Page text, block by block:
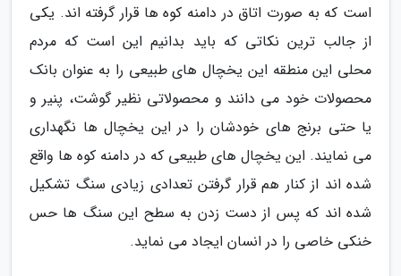
است که به صورت اتاق در دامنه کوه ها قرار گرفته اند. یکی
از جالب ترین نکاتی که باید بدانیم این است که مردم
محلی این منطقه این یخچال های طبیعی را به عنوان بانک
محصولات خود می دانند و محصولاتی نظیر گوشت، پنیر و
یا حتی برنج های خودشان را در این یخچال ها نگهداری
می نمایند. این یخچال های طبیعی که در دامنه کوه ها واقع
شده اند از کنار هم قرار گرفتن تعدادی زیادی سنگ تشکیل
شده اند که پس از دست زدن به سطح این سنگ ها حس
خنکی خاصی را در انسان ایجاد می نماید.